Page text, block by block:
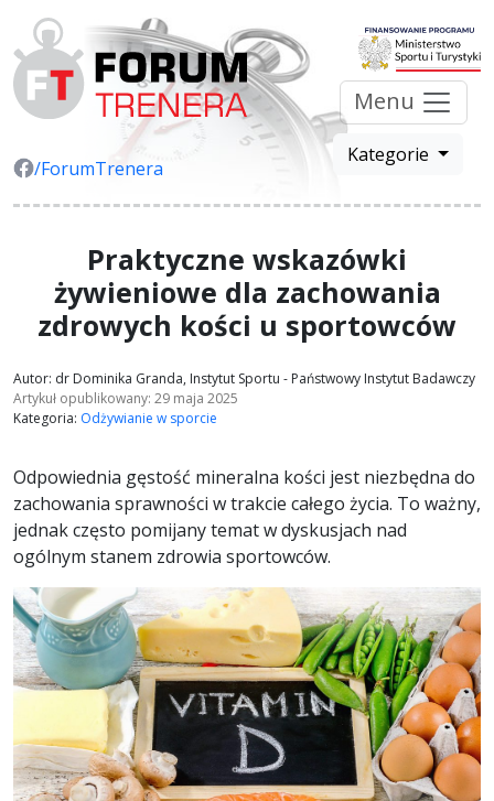
/ForumTrenera
Menu
Kategorie
Praktyczne wskazówki
żywieniowe dla zachowania
zdrowych kości u sportowców
Autor: dr Dominika Granda, Instytut Sportu - Państwowy Instytut Badawczy
Artykuł opublikowany: 29 maja 2025
Kategoria: Odżywianie w sporcie
Odpowiednia gęstość mineralna kości jest niezbędna do
zachowania sprawności w trakcie całego życia. To ważny,
jednak często pomijany temat w dyskusjach nad
ogólnym stanem zdrowia sportowców.